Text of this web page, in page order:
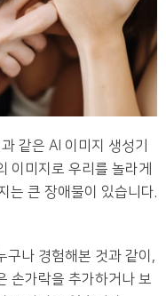
같은 AI 이미지 생성기
이미지로 우리를 놀라게
는 큰 장애물이 있습니다.
구나 경험해본 것과 같이,
손가락을 추가하거나 보